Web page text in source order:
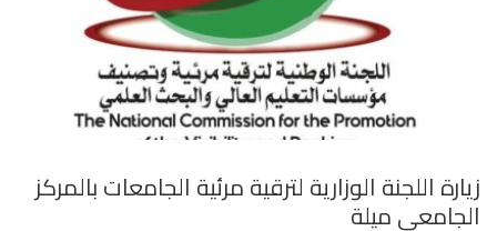
زيارة اللجنة الوزارية لترقية مرئية الجامعات بالمركز
الجامعي ميلة